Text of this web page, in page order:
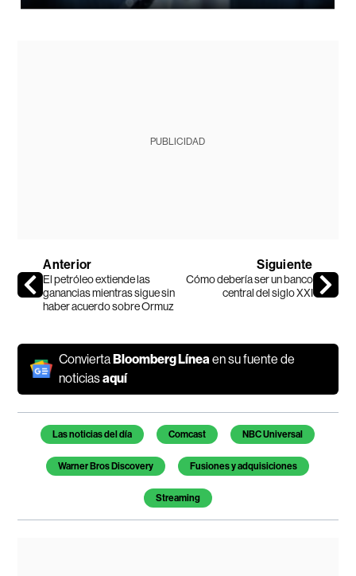
PUBLICIDAD
Anterior
El petróleo extiende las
ganancias mientras sigue sin
haber acuerdo sobre Ormuz
Siguiente
Cómo debería ser un banco
central del siglo XXI
ConviertaBloomberg Línea en su fuente de
noticiasaquí
Temas de este artículo
Las noticias del día Comcast NBC Universal
Warner Bros Discovery Fusiones y adquisiciones
Streaming